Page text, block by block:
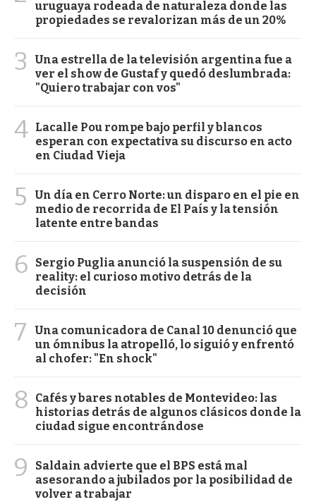
uruguaya rodeada de naturaleza donde las
propiedades se revalorizan más de un 20%
3
Una estrella de la televisión argentina fue a
ver el show de Gustaf y quedó deslumbrada:
"Quiero trabajar con vos"
4 Lacalle Pou rompe bajo perfil y blancos
esperan con expectativa su discurso en acto
en Ciudad Vieja
5
Un día en Cerro Norte: un disparo en el pie en
medio de recorrida de El País y la tensión
latente entre bandas
6
Sergio Puglia anunció la suspensión de su
reality: el curioso motivo detrás de la
decisión
7
Una comunicadora de Canal 10 denunció que
un ómnibus la atropelló, lo siguió y enfrentó
al chofer: "En shock"
8
Cafés y bares notables de Montevideo: las
historias detrás de algunos clásicos donde la
ciudad sigue encontrándose
9
Saldain advierte que el BPS está mal
asesorando a jubilados por la posibilidad de
volver a trabajar